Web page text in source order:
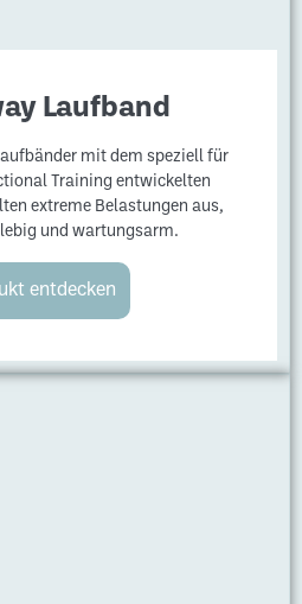
Laufband
mit dem speziell für
Training entwickelten
extreme Belastungen aus,
und wartungsarm.
entdecken